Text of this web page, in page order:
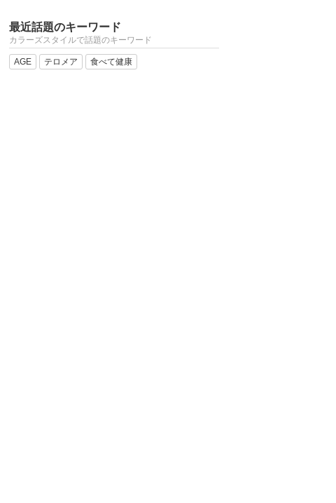
最近話題のキーワード
カラーズスタイルで話題のキーワード
AGE テロメア 食べて健康